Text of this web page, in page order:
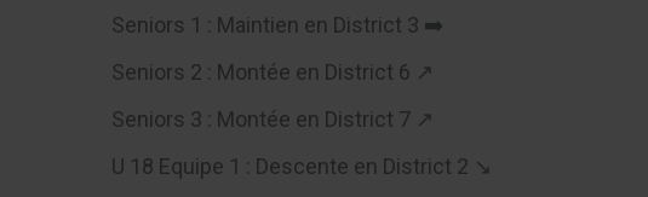
Seniors 1 : Maintien en District 3 ➡️
Seniors 2 : Montée en District 6 ↗️
Seniors 3 : Montée en District 7 ↗️
U 18 Equipe 1 : Descente en District 2 ↘️